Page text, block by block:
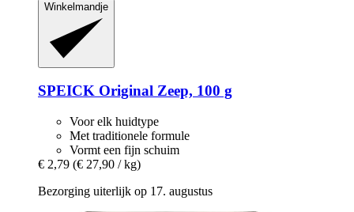
Winkelmandje
SPEICK Original Zeep, 100 g
Voor elk huidtype
Met traditionele formule
Vormt een fijn schuim
€ 2,79 (€ 27,90 / kg)
Bezorging uiterlijk op 17. augustus